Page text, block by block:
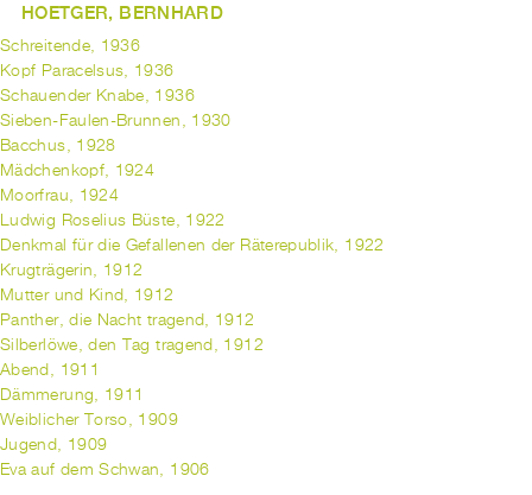
HOETGER, BERNHARD
Schreitende, 1936
Kopf Paracelsus, 1936
Schauender Knabe, 1936
Sieben-Faulen-Brunnen, 1930
Bacchus, 1928
Mädchenkopf, 1924
Moorfrau, 1924
Ludwig Roselius Büste, 1922
Denkmal für die Gefallenen der Räterepublik, 1922
Krugträgerin, 1912
Mutter und Kind, 1912
Panther, die Nacht tragend, 1912
Silberlöwe, den Tag tragend, 1912
Abend, 1911
Dämmerung, 1911
Weiblicher Torso, 1909
Jugend, 1909
Eva auf dem Schwan, 1906